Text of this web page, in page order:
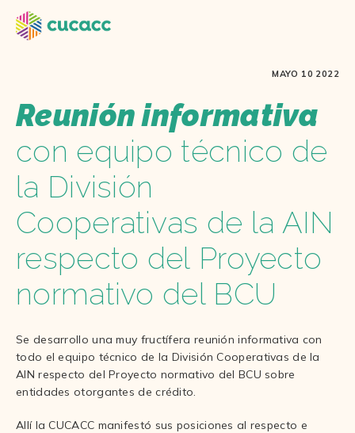
MAYO 10 2022
Reunión informativa
con equipo técnico de
la División
Cooperativas de la AIN
respecto del Proyecto
normativo del BCU
Se desarrollo una muy fructífera reunión informativa con
todo el equipo técnico de la División Cooperativas de la
AIN respecto del Proyecto normativo del BCU sobre
entidades otorgantes de crédito.
Allí la CUCACC manifestó sus posiciones al respecto e